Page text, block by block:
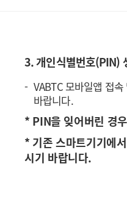
3. 개인식별번호(PIN)
VABTC 모바일앱 접
바랍니다.
* PIN을 잊어버린 경
* 기존 스마트기기에
시기 바랍니다.